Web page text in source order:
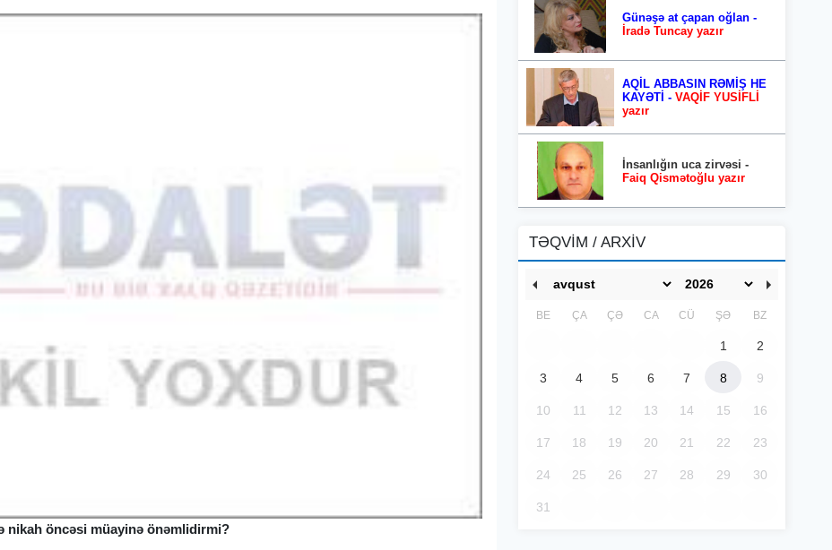
nikah öncəsi müayinə önəmlidirmi?
Günəşə at çapan oğlan -
İradə Tuncay yazır
AQİL ABBASIN RƏMİŞ HE
KAYƏTİ - VAQİF YUSİFLİ
yazır
İnsanlığın uca zirvəsi -
Faiq Qismətoğlu yazır
TƏQVİM / ARXİV
BE ÇA ÇƏ CA CÜ ŞƏ BZ
1 2
3 4 5 6 7 8 9
10 11 12 13 14 15 16
17 18 19 20 21 22 23
24 25 26 27 28 29 30
31